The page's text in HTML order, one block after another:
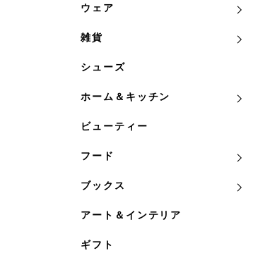
ウェア
雑貨
シューズ
ホーム＆キッチン
ビューティー
フード
ブックス
アート＆インテリア
ギフト